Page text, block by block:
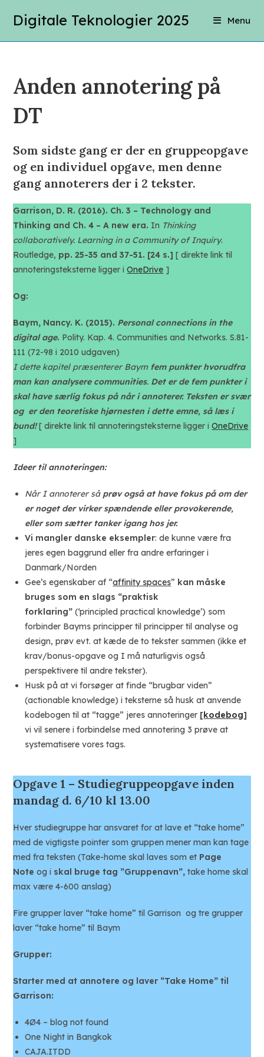
Digitale Teknologier 2025 Menu
Anden annotering på
DT
Som sidste gang er der en gruppeopgave
og en individuel opgave, men denne
gang annoterers der i 2 tekster.
Garrison, D. R. (2016). Ch. 3 – Technology and
Thinking and Ch. 4 – A new era. In Thinking
collaboratively. Learning in a Community of Inquiry.
Routledge, pp. 25-35 and 37-51. [24 s.] [ direkte link til
annoteringsteksterne ligger iOneDrive ]
Og:
Baym, Nancy. K. (2015). Personal connections in the
digital age. Polity. Kap. 4. Communities and Networks. S.81-
111 (72-98 i 2010 udgaven)
I dette kapitel præsenterer Baym fem punkter hvorudfra
man kan analysere communities. Det er de fem punkter i
skal have særlig fokus på når i annoterer. Teksten er svær
og er den teoretiske hjørnesten i dette emne, så læs i
bund! [ direkte link til annoteringsteksterne ligger iOneDrive
]
Ideer til annoteringen:
Når I annoterer så prøv også at have fokus på om der
er noget der virker spændende eller provokerende,
eller som sætter tanker igang hos jer.
Vi mangler danske eksempler: de kunne være fra
jeres egen baggrund eller fra andre erfaringer i
Danmark/Norden
Gee’s egenskaber af “affinity spaces” kan måske
bruges som en slags “praktisk
forklaring” (‘principled practical knowledge’) som
forbinder Bayms principper til principper til analyse og
design, prøv evt. at kæde de to tekster sammen (ikke et
krav/bonus-opgave og I må naturligvis også
perspektivere til andre tekster).
Husk på at vi forsøger at finde “brugbar viden”
(actionable knowledge) i teksterne så husk at anvende
kodebogen til at “tagge” jeres annoteringer [kodebog]
vi vil senere i forbindelse med annotering 3 prøve at
systematisere vores tags.
Opgave 1 – Studiegruppeopgave inden
mandag d. 6/10 kl 13.00
Hver studiegruppe har ansvaret for at lave et “take home”
med de vigtigste pointer som gruppen mener man kan tage
med fra teksten (Take-home skal laves som et Page
Noteog i skal bruge tag ”Gruppenavn”, take home skal
max være 4-600 anslag)
Fire grupper laver “take home” til Garrison og tre grupper
laver “take home” til Baym
Grupper:
Starter med at annotere og laver “Take Home” til
Garrison:
4Ø4 – blog not found
One Night in Bangkok
CAJA.ITDD